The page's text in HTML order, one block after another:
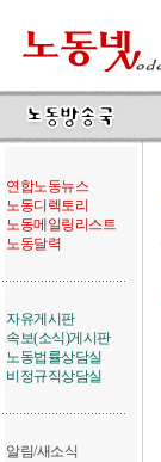
연합노동뉴스
노동디렉토리
노동메일링리스트
노동달력
자유게시판
속보(소식)게시판
노동법률상담실
비정규직상담실
알림/새소식